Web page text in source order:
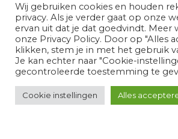
Wij gebruiken cookies en houden
privacy. Als je verder gaat op onze
ervan uit dat je dat goedvindt. Meer
onze Privacy Policy. Door op "Alles
klikken, stem je in met het gebruik
Je kan echter naar "Cookie-
gecontroleerde toestemming te
Cookie instellingen Alles